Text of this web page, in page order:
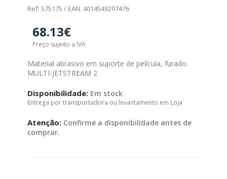
Ref: 575175 / EAN: 4014549297476
68.13€
Preço sujeito a IVA
Material abrasivo em suporte de película, furado.
MULTI-JETSTREAM 2
Disponibilidade: Em stock
Entrega por transportadora ou levantamento em Loja
Atenção: Confirme a disponibilidade antes de
comprar.